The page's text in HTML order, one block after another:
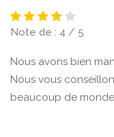
Note de : 4 / 5
Nous avons bien
Nous vous
beaucoup de